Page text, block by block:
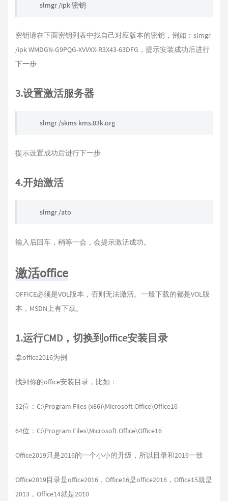
slmgr /ipk 密钥
密钥请在下面密钥列表中找自己对应版本的密钥，例如：slmgr
/ipk WMDGN-G9PQG-XVVXX-R3X43-63DFG，提示安装成功后进行
下一步
3.设置激活服务器
slmgr /skms kms.03k.org
提示设置成功后进行下一步
4.开始激活
slmgr /ato
输入后回车，稍等一会，会提示激活成功。
激活office
OFFICE必须是VOL版本，否则无法激活。一般下载的都是VOL版
本，MSDN上有下载。
1.运行CMD，切换到office安装目录
拿office2016为例
找到你的office安装目录，比如：
32位：C:\Program Files (x86)\Microsoft Office\Office16
64位：C:\Program Files\Microsoft Office\Office16
Office2019只是2016的一个小小的升级，所以目录和2016一致
Office2019目录是office2016，Office16是office2016，Office15就是
2013，Office14就是2010